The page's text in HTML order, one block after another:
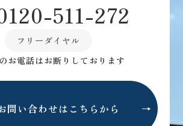
511-272
フリーダイヤル
お電話はお断りしております
問い合わせはこちらから